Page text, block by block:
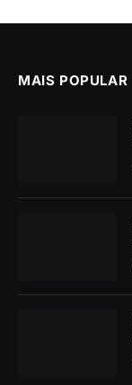
MAIS POPULAR